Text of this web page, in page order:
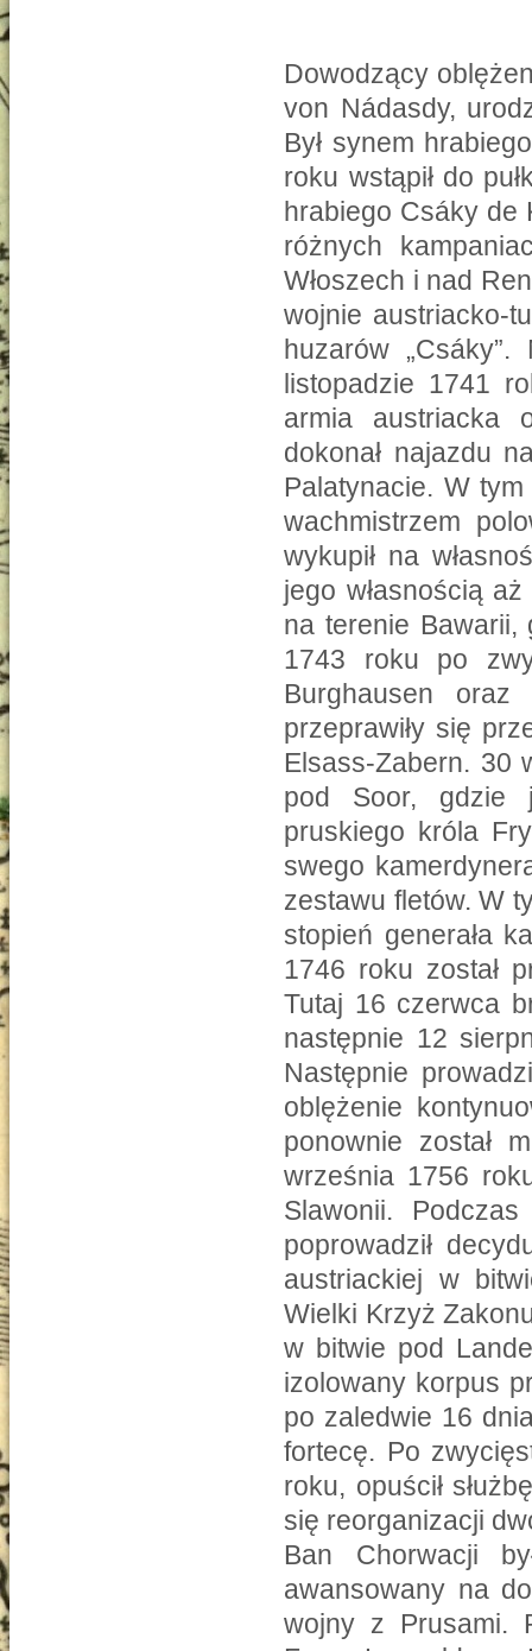
Dowodzący
von Nádasdy,
Był synem
roku wstąpił do
hrabiego Csáky de
różnych
Włoszech i nad
wojnie austriacko-
huzarów
listopadzie 1741
armia austriacka
dokonał najazdu
Palatynacie. W
wachmistrzem
wykupił na
jego własnością
na terenie Bawarii,
1743 roku po
Burghausen
przeprawiły się
Elsass-Zabern. 30
pod Soor, gdzie
pruskiego króla
swego
zestawu fletów. W
stopień generała
1746 roku został
Tutaj 16 czerwca
następnie 12
Następnie
oblężenie
ponownie został
września 1756
Slawonii.
poprowadził
austriackiej w
Wielki Krzyż
w bitwie pod
izolowany korpus
po zaledwie 16
fortecę. Po
roku, opuścił
się reorganizacji
Ban Chorwacji
awansowany na
wojny z Prusami.